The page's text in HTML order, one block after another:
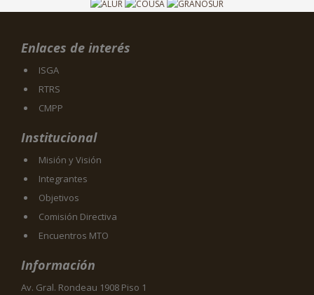
Enlaces de interés
ISGA
RTRS
CMPP
Institucional
Misión y Visión
Integrantes
Objetivos
Comisión Directiva
Encuentros MTO
Información
Av. Gral. Rondeau 1908 Piso 1